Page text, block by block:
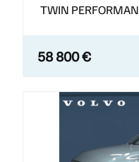
TWIN
58 800 €